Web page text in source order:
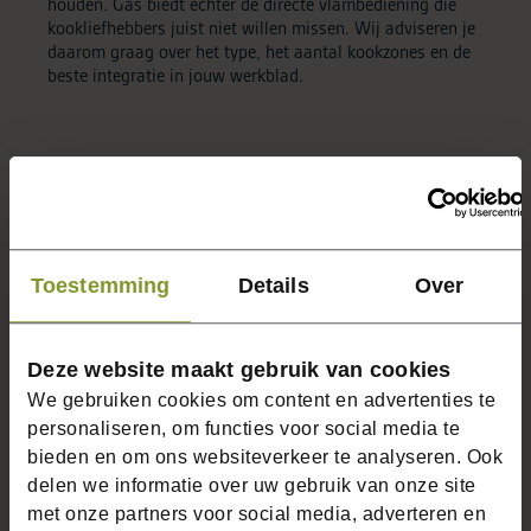
Toestemming Details Over
Deze website maakt gebruik van cookies
We gebruiken cookies om content en advertenties te
personaliseren, om functies voor social media te
bieden en om ons websiteverkeer te analyseren. Ook
delen we informatie over uw gebruik van onze site
met onze partners voor social media, adverteren en
houden. Gas biedt echter de directe vlambediening die
kookliefhebbers juist niet willen missen. Wij adviseren je
daarom graag over het type, het aantal kookzones en de
beste integratie in jouw werkblad.
Een goede afzuiging is onmisbaar in een keuken. Het
houdt de lucht schoon, voorkomt geur-overlast en is
wandafzuiging tot een opvallende designkap of afzuiging
keuze te maken op basis van jouw keukenopstelling en
afzuigcapaciteit.
Vaatwassers